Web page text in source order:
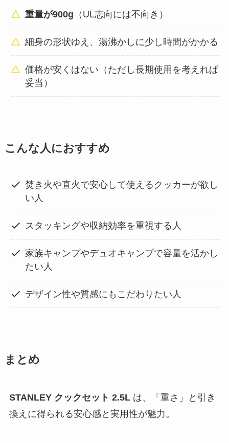
重量が900g （UL志向には不向き）
細身の形状ゆえ、湯沸かしに少し時間がかかる
価格が安くはない（ただし長期使用を考えれば
妥当）
こんな人におすすめ
焚き火や直火で安心して使えるクッカーが欲し
い人
スタッキングや収納効率を重視する人
家族キャンプやデュオキャンプで容量を活かし
たい人
デザイン性や質感にもこだわりたい人
まとめ
STANLEY クックセット 2.5Lは、「重さ」と引き
換えに得られる安心感と実用性が魅力。